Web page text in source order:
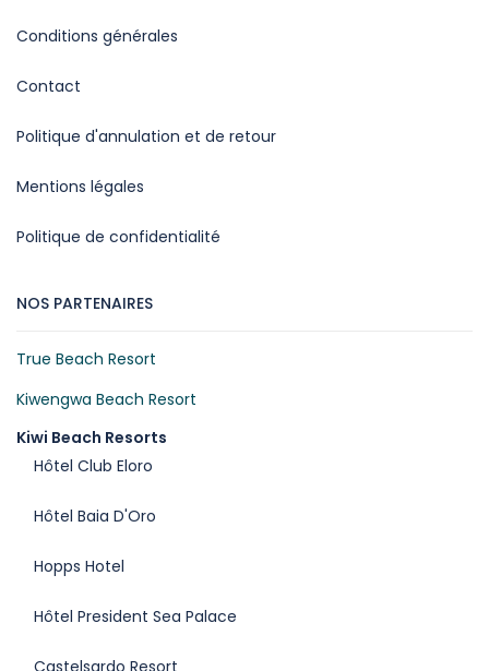
Conditions générales
Contact
Politique d'annulation et de retour
Mentions légales
Politique de confidentialité
NOS PARTENAIRES
True Beach Resort
Kiwengwa Beach Resort
Kiwi Beach Resorts
Hôtel Club Eloro
Hôtel Baia D'Oro
Hopps Hotel
Hôtel President Sea Palace